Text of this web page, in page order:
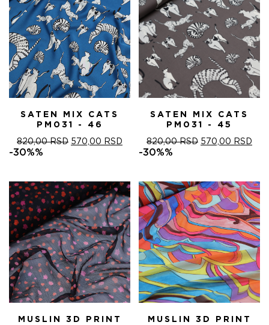
SATEN MIX CATS
PM031 - 46
820,00RSD ОРИГИНАЛНА
820,00 RSD.
570,00 RSD ТРЕНУТНА
ЦЕНА
-30%%
SATEN MIX CATS
PM031 - 45
820,00RSD ОРИГИНАЛНА
820,00 RSD.
570,00 RSD
-30%%
MUSLIN 3D PRINT
MUSLIN 3D PRINT